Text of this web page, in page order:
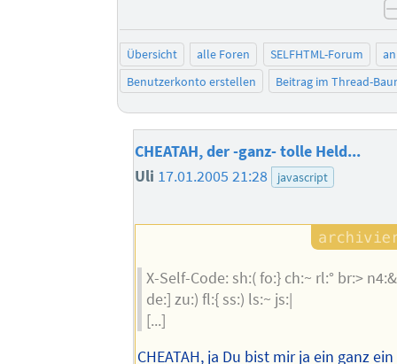
Übersicht alle Foren SELFHTML-Forum
Benutzerkonto erstellen
Beitrag im Thread-
CHEATAH, der -ganz- tolle Held...
Uli 17.01.2005 21:28 javascript
X-Self-Code: sh:( fo:} ch:~ rl:° br:>
de:] zu:) fl:{ ss:) ls:~ js:|
[...]
CHEATAH, ja Du bist mir ja ein ganz